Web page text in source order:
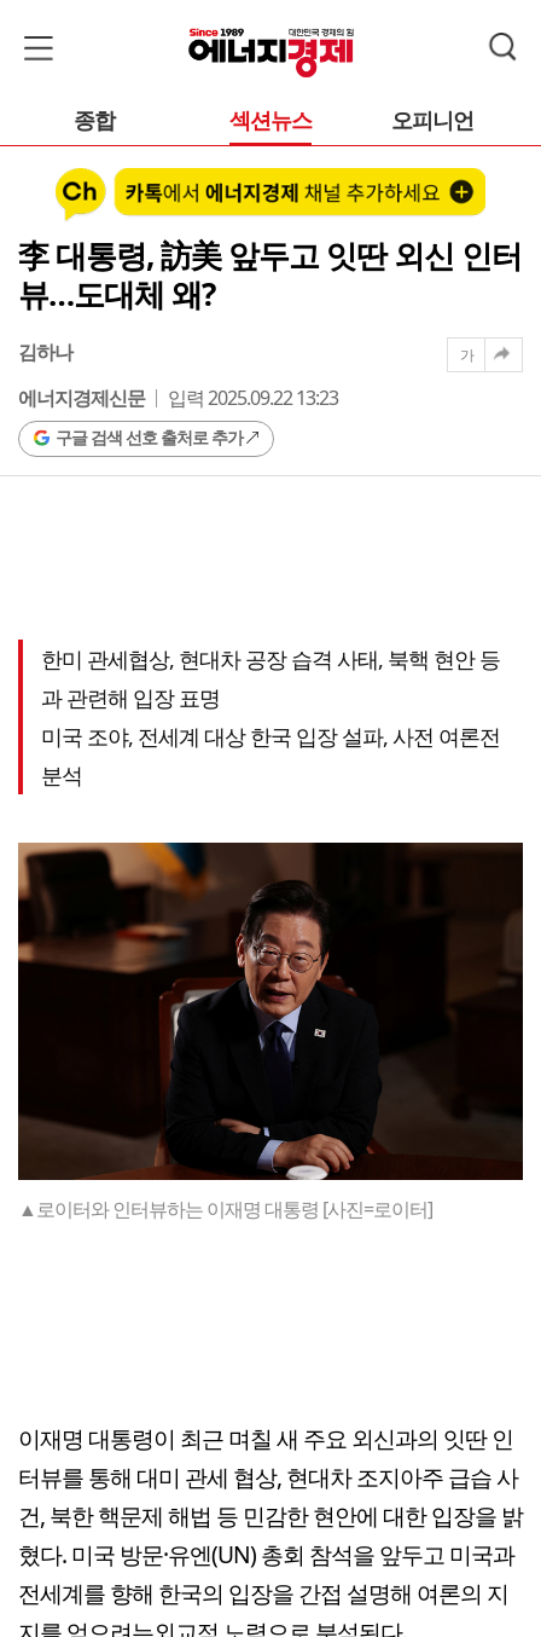
종합 섹션뉴스 오피니언
李 대통령, 訪美 앞두고 잇딴 외신 인터
뷰…도대체 왜?
김하나
에너지경제신문
입력 2025.09.22 13:23
구글 검색 선호 출처로 추가
가
한미 관세협상, 현대차 공장 습격 사태, 북핵 현안 등
과 관련해 입장 표명
미국 조야, 전세계 대상 한국 입장 설파, 사전 여론전
분석
▲로이터와 인터뷰하는 이재명 대통령 [사진=로이터]
이재명 대통령이 최근 며칠 새 주요 외신과의 잇딴 인
터뷰를 통해 대미 관세 협상, 현대차 조지아주 급습 사
건, 북한 핵문제 해법 등 민감한 현안에 대한 입장을 밝
혔다. 미국 방문·유엔(UN) 총회 참석을 앞두고 미국과
전세계를 향해 한국의 입장을 간접 설명해 여론의 지